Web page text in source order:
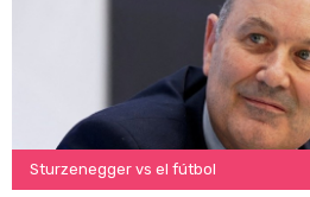
Sturzenegger vs el fútbol